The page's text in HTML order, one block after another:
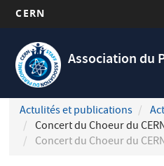
contenu
principal
CERN
Association du
Navigation
principale
Actulités et publications
Concert du Choeur du
Concert du Choeur du